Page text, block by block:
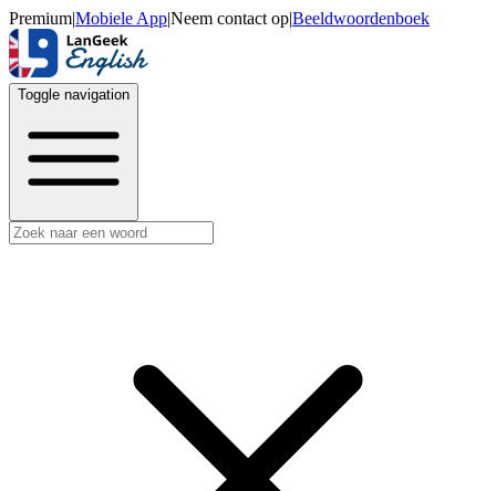
Premium|Mobiele App|Neem contact op|Beeldwoordenboek
Toggle navigation